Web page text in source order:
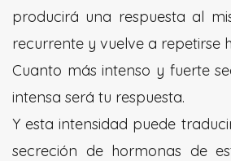
producirá una respuesta al
recurrente y vuelve a repetirse
Cuanto más intenso y fuerte
intensa será tu respuesta.
Y esta intensidad puede
secreción de hormonas de